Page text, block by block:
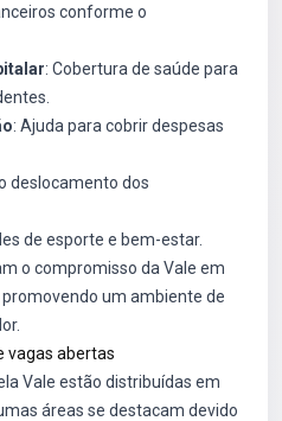
conforme o
: Cobertura de saúde para
: Ajuda para cobrir despesas
deslocamento dos
de esporte e bem-estar.
o compromisso da Vale em
um ambiente de
vagas abertas
Vale estão distribuídas em
áreas se destacam devido